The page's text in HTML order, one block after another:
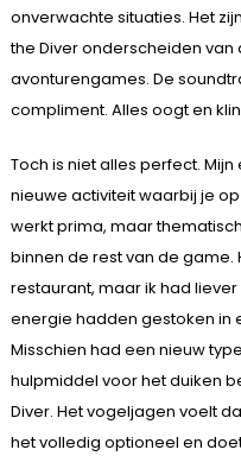
onverwachte situaties. Het
the Diver onderscheiden
avonturengames. De
compliment. Alles oogt en
Toch is niet alles perfect.
nieuwe activiteit waarbij je
werkt prima, maar
binnen de rest van de
restaurant, maar ik had
energie hadden gestoken in
Misschien had een nieuw
hulpmiddel voor het duiken
Diver. Het vogeljagen voelt
het volledig optioneel en